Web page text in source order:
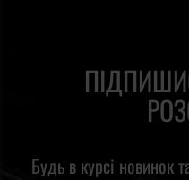
Будь в курсі новинок